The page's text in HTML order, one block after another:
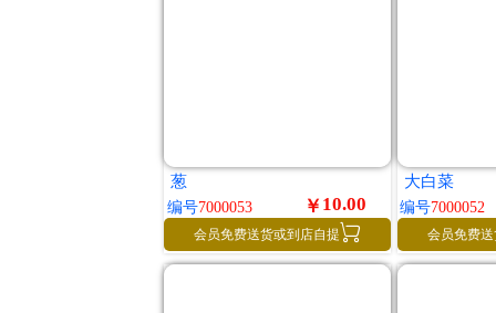
葱
编号7000053 ￥ 10.00
会员免费送货或到店自提 
大白菜
编号7000052
会员免费